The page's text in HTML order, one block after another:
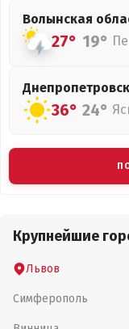
Волынская
27° 19°
36° 24°
Крупнейшие
Львов
Симферополь